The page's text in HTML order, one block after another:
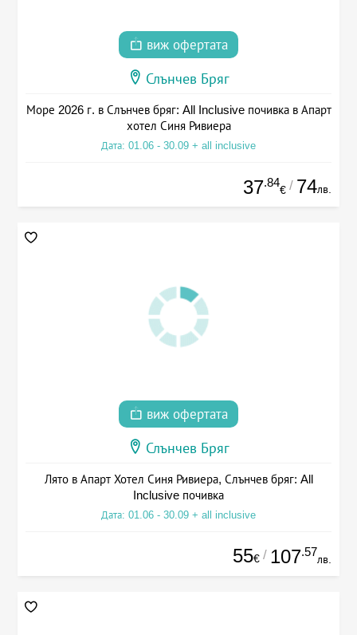
виж офертата
Слънчев Бряг
Море 2026 г. в Слънчев бряг: All Inclusive почивка в Апарт
хотел Синя Ривиера
Дата: 01.06 - 30.09 + all inclusive
37.84
€ / 74лв.
виж офертата
Слънчев Бряг
Лято в Апарт Хотел Синя Ривиера, Слънчев бряг: All
Inclusive почивка
Дата: 01.06 - 30.09 + all inclusive
55€ / 107.57
лв.